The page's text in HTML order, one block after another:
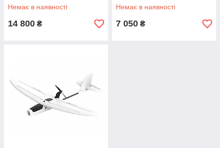
Немає в наявності
14 800 ₴
Немає в наявності
7 050 ₴